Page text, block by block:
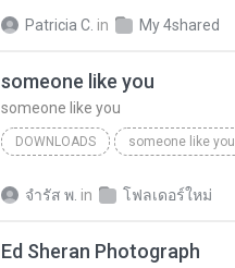
Patricia C. in My 4shared
someone like you
someone like you
DOWNLOADS someone like you
จํารัส พ. in โฟลเดอร์ใหม่
Ed Sheran Photograph